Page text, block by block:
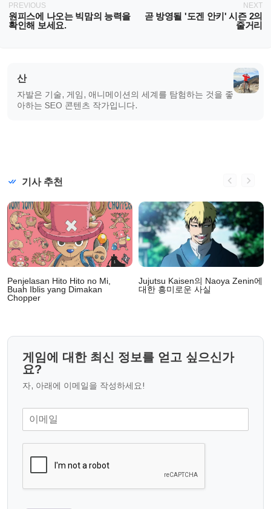
PREVIOUS
원피스에 나오는 빅맘의 능력을
확인해 보세요.
NEXT
곧 방영될 '도겐 안키' 시즌 2의
줄거리
산
자발은 기술, 게임, 애니메이션의 세계를 탐험하는 것을 좋
아하는 SEO 콘텐츠 작가입니다.
기사 추천
Penjelasan Hito Hito no Mi,
Buah Iblis yang Dimakan
Chopper
Jujutsu Kaisen의 Naoya Zenin에
대한 흥미로운 사실
게임에 대한 최신 정보를 얻고 싶으신가
요?
자, 아래에 이메일을 작성하세요!